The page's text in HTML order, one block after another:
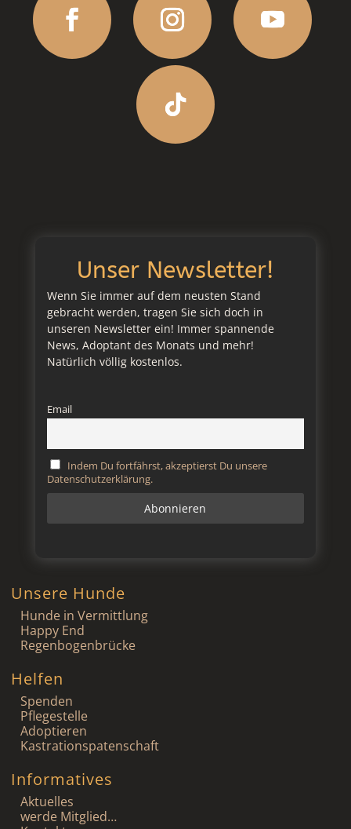
Unser Newsletter!
Wenn Sie immer auf dem neusten Stand
gebracht werden, tragen Sie sich doch in
unseren Newsletter ein! Immer spannende
News, Adoptant des Monats und mehr!
Natürlich völlig kostenlos.
Email
Indem Du fortfährst, akzeptierst Du unsere
Datenschutzerklärung.
Unsere Hunde
Hunde in Vermittlung
Happy End
Regenbogenbrücke
Helfen
Spenden
Pflegestelle
Adoptieren
Kastrationspatenschaft
Informatives
Aktuelles
werde Mitglied…